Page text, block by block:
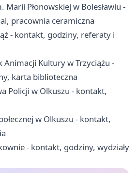
Płonowskiej w Bolesławiu -
pracownia ceramiczna
- kontakt, godziny, referaty i
Animacji Kultury w Trzyciążu -
karta biblioteczna
Policji w Olkuszu - kontakt,
w Olkuszu - kontakt,
- kontakt, godziny, wydziały